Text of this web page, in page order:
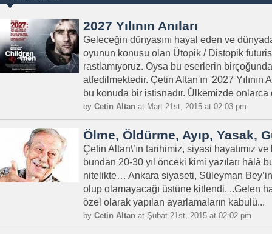
2027 Yılının Anıları
Geleceğin dünyasını hayal eden ve
oyunun konusu olan Ütopik / Distopik
rastlamıyoruz. Oysa bu eserlerin
atfedilmektedir. Çetin Altan'ın '2027 Yılının
bu konuda bir istisnadır. Ülkemizde onlarca
by Cetin Altan at Mart 21st, 2015 at 02:03 pm
Ölme, Öldürme, Ayıp, Yasak,
Çetin Altan\’ın tarihimiz, siyasi hayatımız
bundan 20-30 yıl önceki kimi yazıları hâlâ
nitelikte… Ankara siyaseti, Süleyman
olup olamayacağı üstüne kitlendi. ..Gelen
özel olarak yapılan ayarlamaların kabulü...
by Cetin Altan at Şubat 21st, 2015 at 02:02 pm